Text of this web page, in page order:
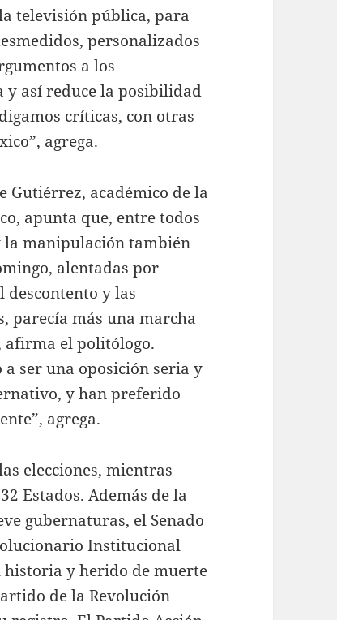
televisión pública, para
personalizados
a los
y así reduce la posibilidad
críticas, con otras
agrega.
Gutiérrez, académico de la
apunta que, entre todos
la manipulación también
alentadas por
descontento y las
parecía más una marcha
afirma el politólogo.
a ser una oposición seria y
y han preferido
agrega.
elecciones, mientras
Estados. Además de la
gubernaturas, el Senado
Institucional
historia y herido de muerte
de la Revolución